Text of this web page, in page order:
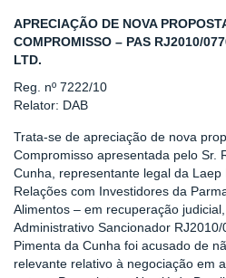
APRECIAÇÃO DE NOVA
COMPROMISSO – PAS RJ2010/
LTD.
Reg. nº 7222/10
Relator: DAB
Trata-se de apreciação de nova
Compromisso apresentada pelo Sr.
Cunha, representante legal da
Relações com Investidores da
Alimentos – em recuperação
Administrativo Sancionador
Pimenta da Cunha foi acusado de
relevante relativo à negociação em